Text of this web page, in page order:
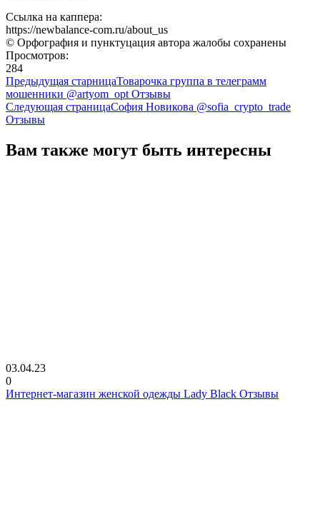
Ссылка на каппера:
https://newbalance-com.ru/about_us
© Орфография и пунктуцация автора жалобы сохранены
Просмотров:
284
Предыдущая старницаТоварочка группа в телеграмм
мошенники @artyom_opt Отзывы
Следующая страницаСофия Новикова @sofia_crypto_trade
Отзывы
Вам также могут быть интересны
03.04.23
0
Интернет-магазин женской одежды Lady Black Отзывы